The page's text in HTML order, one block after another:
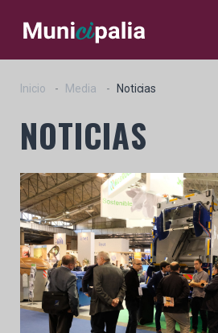
Inicio Media Noticias
NOTICIAS